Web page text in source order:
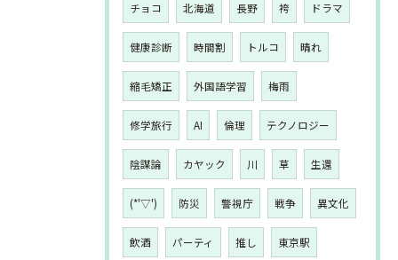
チョコ 北海道 長野 袴 ドラマ
健康診断 時間割 トルコ 晴れ
縮毛矯正 外国語学習 梅雨
修学旅行 AI 倫理 テクノロジー
陰謀論 カヤック 川 草 生還
(*'▽') 防災 警視庁 戦争 異文化
飲酒 パーティ 推し 東京駅